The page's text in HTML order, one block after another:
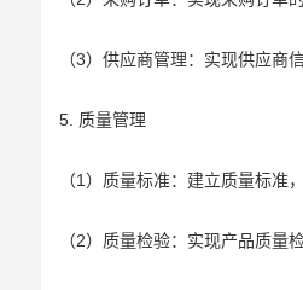
（3）供应商管理：实现供应商
5. 质量管理
（1）质量标准：建立质量标准
（2）质量检验：实现产品质量